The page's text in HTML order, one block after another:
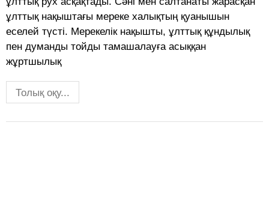
ұлттық нақыштағы мереке халықтың қуанышын
еселей түсті. Мерекелік нақышты, ұлттық құндылық
пен думанды тойды тамашалауға асыққан
жұртшылық
Толық оқу...